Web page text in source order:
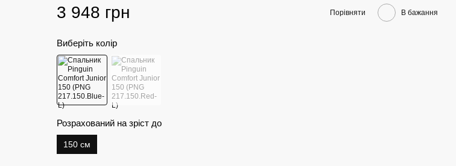
3 948 грн Порівняти В бажання
Виберіть колір
Розрахований на зріст до
150 см